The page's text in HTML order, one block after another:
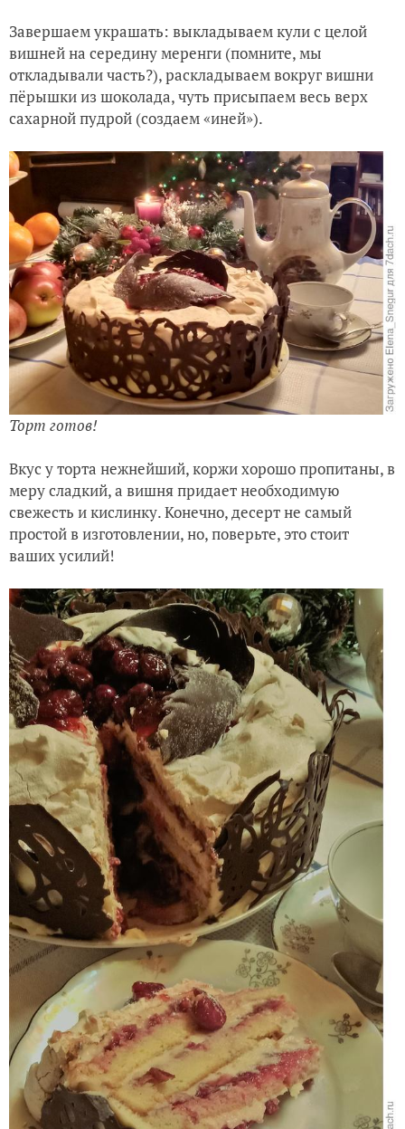
Завершаем украшать: выкладываем кули с целой
вишней на середину меренги (помните, мы
откладывали часть?), раскладываем вокруг вишни
пёрышки из шоколада, чуть присыпаем весь верх
сахарной пудрой (создаем «иней»).
Торт готов!
Вкус у торта нежнейший, коржи хорошо пропитаны, в
меру сладкий, а вишня придает необходимую
свежесть и кислинку. Конечно, десерт не самый
простой в изготовлении, но, поверьте, это стоит
ваших усилий!